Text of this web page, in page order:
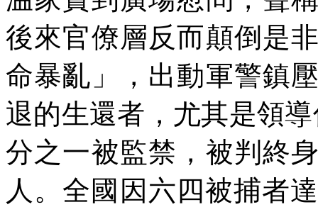
後來官僚層反而顛倒是
命暴亂」，出動軍警鎮
退的生還者，尤其是領
分之一被監禁，被判終
人。全國因六四被捕者